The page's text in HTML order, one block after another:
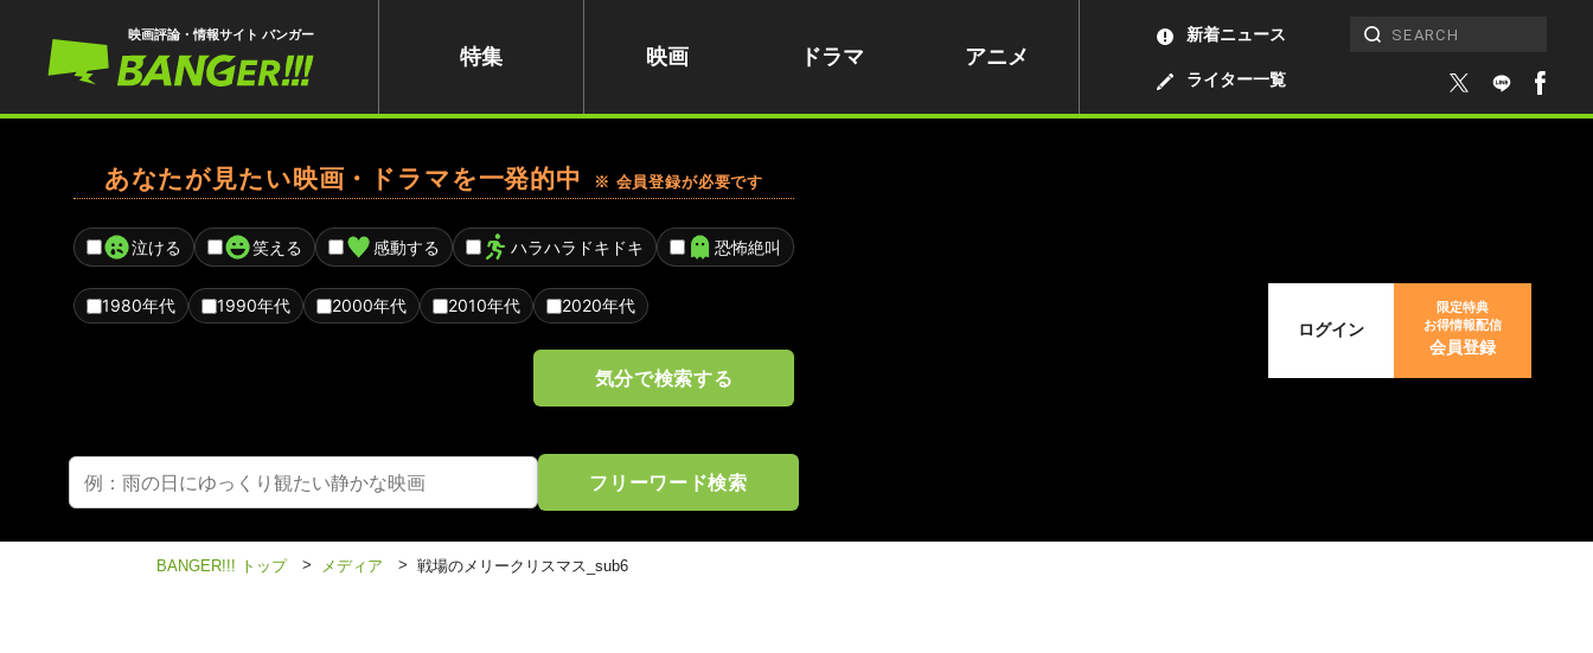
映画評論・情報サイト バンガー
特集 映画 ドラマ アニメ
ライター一覧
新着ニュース
あなたが見たい映画・ドラマを一発的中 ※ 会員登録が必要です
泣ける 笑える 感動する ハラハラドキドキ 恐怖絶叫
1980年代 1990年代 2000年代 2010年代 2020年代
気分で検索する
フリーワード検索
ログイン
限定特典
お得情報配信
会員登録
BANGER!!! トップ > メディア > 戦場のメリークリスマス_sub6